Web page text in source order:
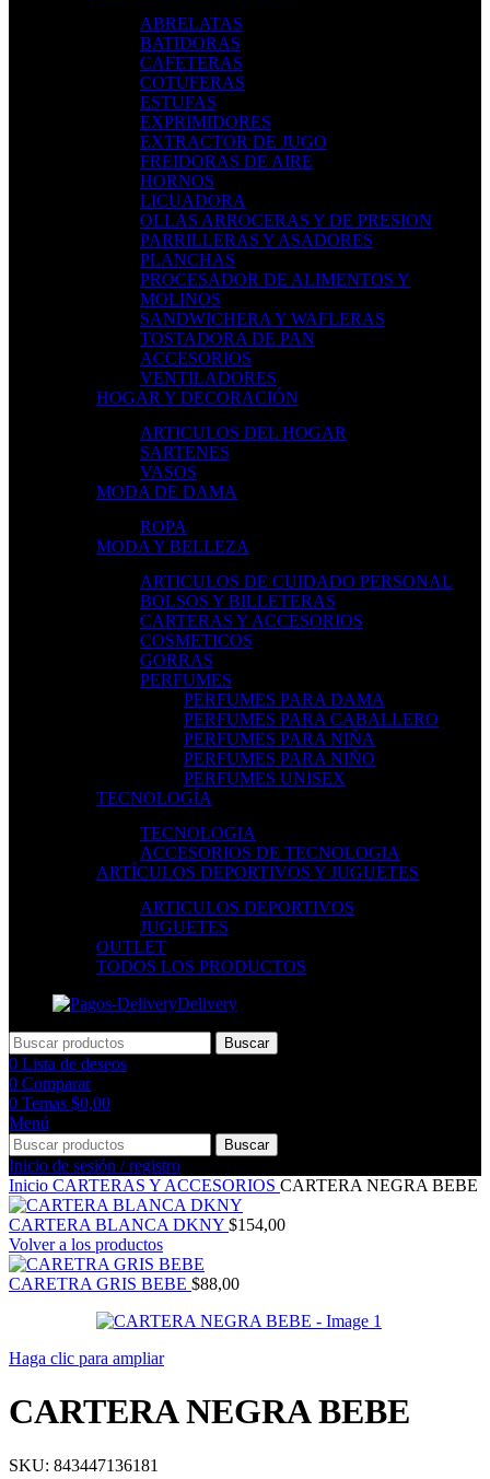
ABRELATAS
BATIDORAS
CAFETERAS
COTUFERAS
ESTUFAS
EXPRIMIDORES
EXTRACTOR DE JUGO
FREIDORAS DE AIRE
HORNOS
LICUADORA
OLLAS ARROCERAS Y DE PRESION
PARRILLERAS Y ASADORES
PLANCHAS
PROCESADOR DE ALIMENTOS Y
MOLINOS
SANDWICHERA Y WAFLERAS
TOSTADORA DE PAN
ACCESORIOS
VENTILADORES
HOGAR Y DECORACIÓN
ARTICULOS DEL HOGAR
SARTENES
VASOS
MODA DE DAMA
ROPA
MODA Y BELLEZA
ARTICULOS DE CUIDADO PERSONAL
BOLSOS Y BILLETERAS
CARTERAS Y ACCESORIOS
COSMETICOS
GORRAS
PERFUMES
PERFUMES PARA DAMA
PERFUMES PARA CABALLERO
PERFUMES PARA NIÑA
PERFUMES PARA NIÑO
PERFUMES UNISEX
TECNOLOGÍA
TECNOLOGIA
ACCESORIOS DE TECNOLOGIA
ARTÍCULOS DEPORTIVOS Y JUGUETES
ARTICULOS DEPORTIVOS
JUGUETES
OUTLET
TODOS LOS PRODUCTOS
Delivery
Buscar
0 Lista de deseos
0 Comparar
0 Temas $0,00
Menú
Buscar
Inicio de sesión / registro
Inicio CARTERAS Y ACCESORIOS CARTERA NEGRA BEBE
CARTERA BLANCA DKNY $154,00
Volver a los productos
CARETRA GRIS BEBE $88,00
Haga clic para ampliar
CARTERA NEGRA BEBE
SKU: 843447136181